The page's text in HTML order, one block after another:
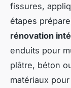
fissures,
étapes
rénovation
enduits pour
plâtre, béton
matériaux